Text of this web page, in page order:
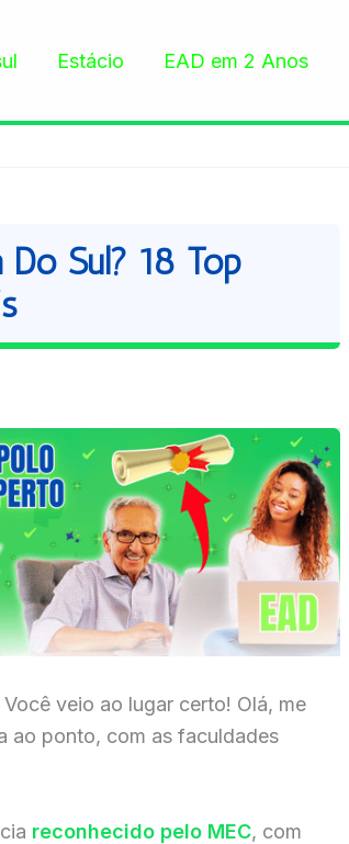
Estácio EAD em 2 Anos
Do Sul? 18 Top
Você veio ao lugar certo! Olá, me
ao ponto, com as faculdades
reconhecido pelo MEC, com